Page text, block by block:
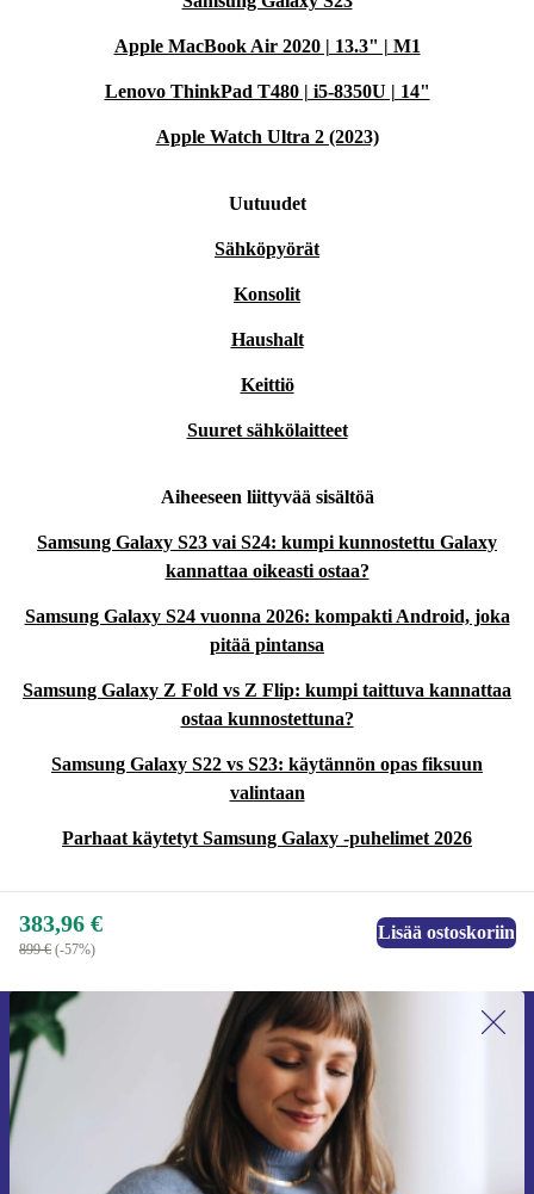
Apple MacBook Air 2020 | 13.3" | M1
Lenovo ThinkPad T480 | i5-8350U | 14"
Apple Watch Ultra 2 (2023)
Uutuudet
Sähköpyörät
Konsolit
Haushalt
Keittiö
Suuret sähkölaitteet
Aiheeseen liittyvää sisältöä
Samsung Galaxy S23 vai S24: kumpi kunnostettu Galaxy
kannattaa oikeasti ostaa?
Samsung Galaxy S24 vuonna 2026: kompakti Android, joka
pitää pintansa
Samsung Galaxy Z Fold vs Z Flip: kumpi taittuva kannattaa
ostaa kunnostettuna?
Samsung Galaxy S22 vs S23: käytännön opas fiksuun
valintaan
Parhaat käytetyt Samsung Galaxy -puhelimet 2026
383,96 €
899 € (-57%)
Lisää ostoskoriin
Liity ensimmäistä kertaa uutiskirjeen
tilaajaksi ja säästä 15 €!
Älä missaa enää yhtäkään tarjousta.